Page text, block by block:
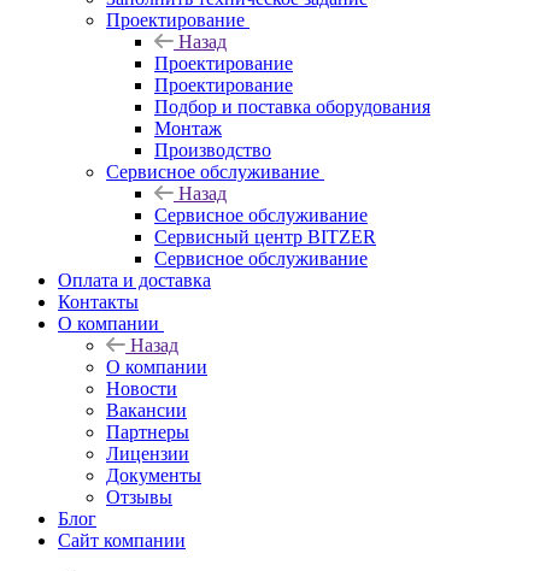
Проектирование
Назад
Проектирование
Проектирование
Подбор и поставка оборудования
Монтаж
Производство
Сервисное обслуживание
Назад
Сервисное обслуживание
Сервисный центр BITZER
Сервисное обслуживание
Оплата и доставка
Контакты
О компании
Назад
О компании
Новости
Вакансии
Партнеры
Лицензии
Документы
Отзывы
Блог
Сайт компании